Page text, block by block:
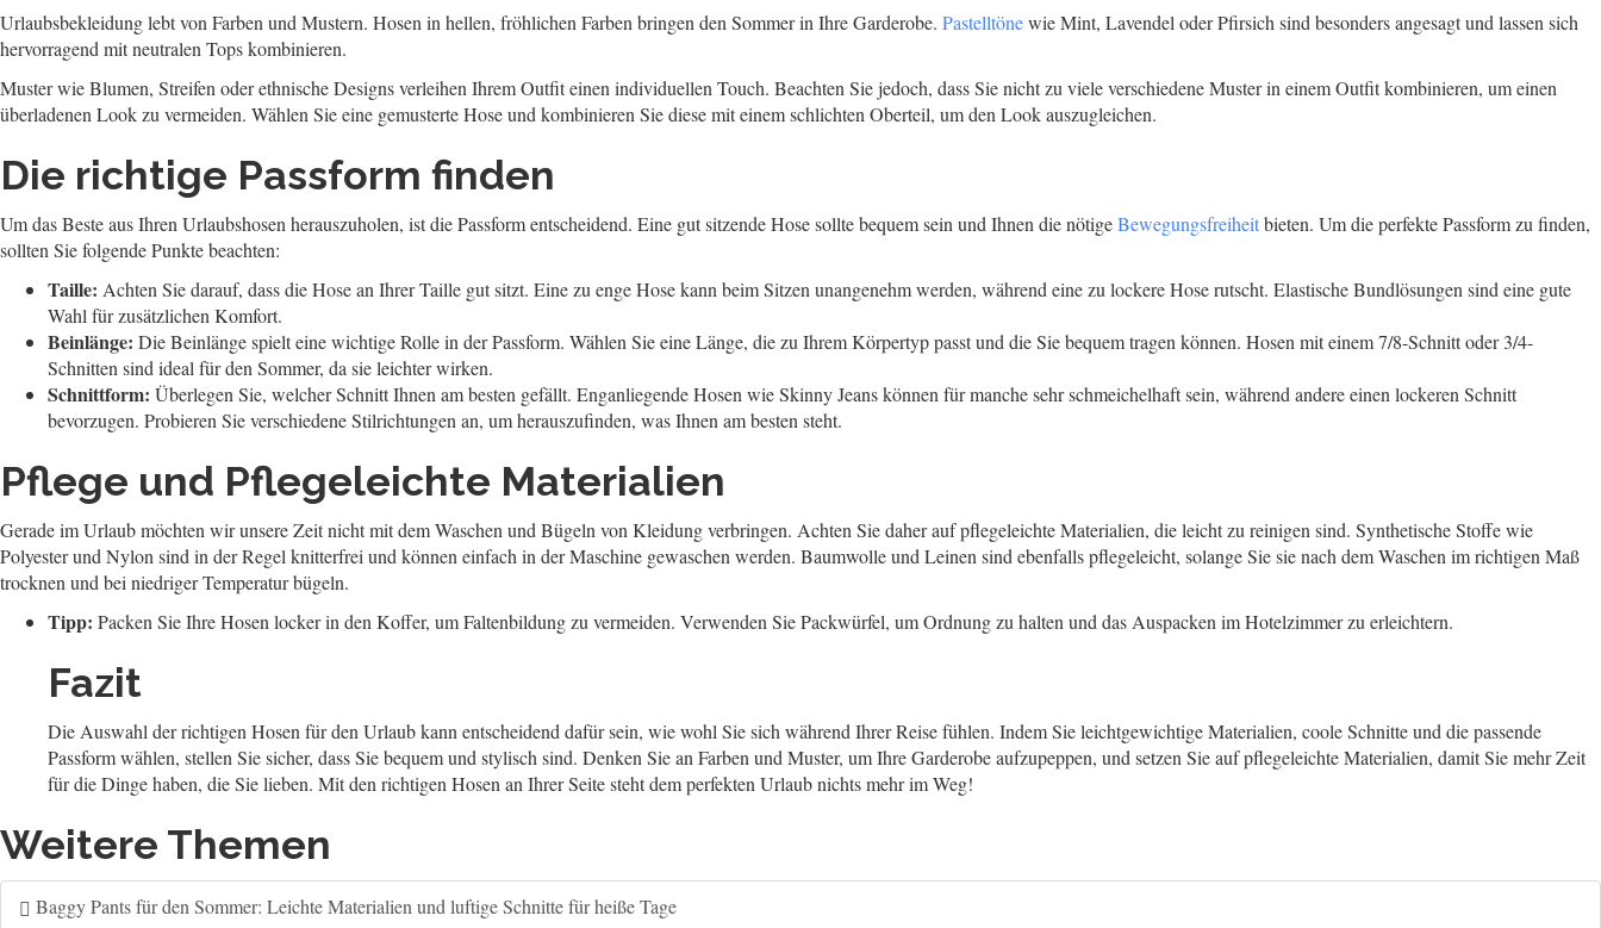
Urlaubsbekleidung lebt von Farben und Mustern. Hosen in hellen, fröhlichen Farben bringen den Sommer in Ihre Garderobe. Pastelltönewie Mint, Lavendel oder Pfirsich sind besonders angesagt und lassen sich
hervorragend mit neutralen Tops kombinieren.
Muster wie Blumen, Streifen oder ethnische Designs verleihen Ihrem Outfit einen individuellen Touch. Beachten Sie jedoch, dass Sie nicht zu viele verschiedene Muster in einem Outfit kombinieren, um einen
überladenen Look zu vermeiden. Wählen Sie eine gemusterte Hose und kombinieren Sie diese mit einem schlichten Oberteil, um den Look auszugleichen.
Die richtige Passform finden
Um das Beste aus Ihren Urlaubshosen herauszuholen, ist die Passform entscheidend. Eine gut sitzende Hose sollte bequem sein und Ihnen die nötigeBewegungsfreiheitbieten. Um die perfekte Passform zu finden,
sollten Sie folgende Punkte beachten:
Taille: Achten Sie darauf, dass die Hose an Ihrer Taille gut sitzt. Eine zu enge Hose kann beim Sitzen unangenehm werden, während eine zu lockere Hose rutscht. Elastische Bundlösungen sind eine gute
Wahl für zusätzlichen Komfort.
Beinlänge: Die Beinlänge spielt eine wichtige Rolle in der Passform. Wählen Sie eine Länge, die zu Ihrem Körpertyp passt und die Sie bequem tragen können. Hosen mit einem 7/8-Schnitt oder 3/4-
Schnitten sind ideal für den Sommer, da sie leichter wirken.
Schnittform: Überlegen Sie, welcher Schnitt Ihnen am besten gefällt. Enganliegende Hosen wie Skinny Jeans können für manche sehr schmeichelhaft sein, während andere einen lockeren Schnitt
bevorzugen. Probieren Sie verschiedene Stilrichtungen an, um herauszufinden, was Ihnen am besten steht.
Pflege und Pflegeleichte Materialien
Gerade im Urlaub möchten wir unsere Zeit nicht mit dem Waschen und Bügeln von Kleidung verbringen. Achten Sie daher auf pflegeleichte Materialien, die leicht zu reinigen sind. Synthetische Stoffe wie
Polyester und Nylon sind in der Regel knitterfrei und können einfach in der Maschine gewaschen werden. Baumwolle und Leinen sind ebenfalls pflegeleicht, solange Sie sie nach dem Waschen im richtigen Maß
trocknen und bei niedriger Temperatur bügeln.
Tipp: Packen Sie Ihre Hosen locker in den Koffer, um Faltenbildung zu vermeiden. Verwenden Sie Packwürfel, um Ordnung zu halten und das Auspacken im Hotelzimmer zu erleichtern.
Fazit
Die Auswahl der richtigen Hosen für den Urlaub kann entscheidend dafür sein, wie wohl Sie sich während Ihrer Reise fühlen. Indem Sie leichtgewichtige Materialien, coole Schnitte und die passende
Passform wählen, stellen Sie sicher, dass Sie bequem und stylisch sind. Denken Sie an Farben und Muster, um Ihre Garderobe aufzupeppen, und setzen Sie auf pflegeleichte Materialien, damit Sie mehr Zeit
für die Dinge haben, die Sie lieben. Mit den richtigen Hosen an Ihrer Seite steht dem perfekten Urlaub nichts mehr im Weg!
Weitere Themen
Baggy Pants für den Sommer: Leichte Materialien und luftige Schnitte für heiße Tage